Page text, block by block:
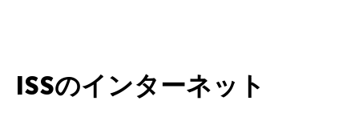
ISSのインターネット